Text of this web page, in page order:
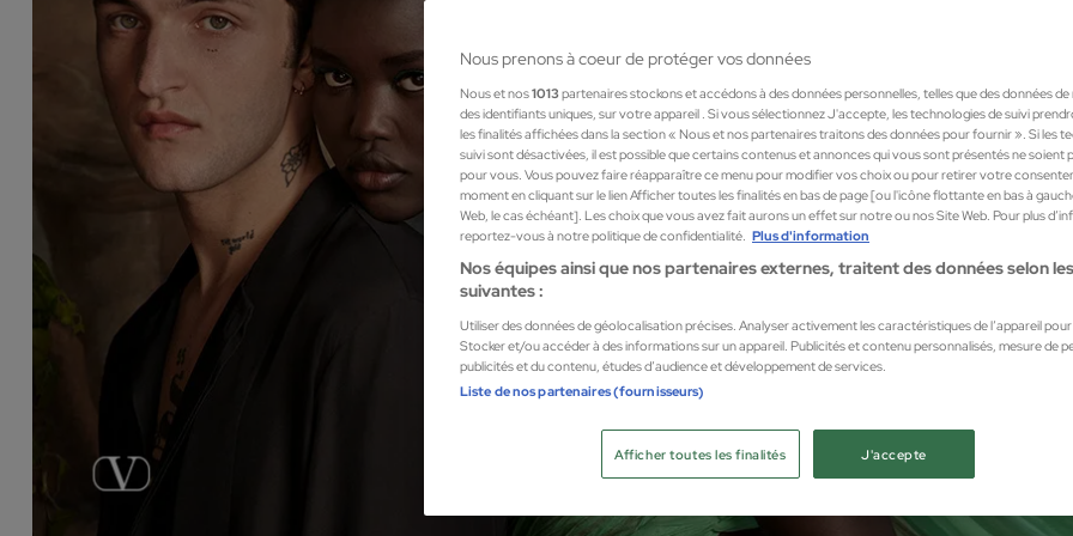
Nous prenons à coeur de protéger vos données
Nous et nos1013partenaires stockons et accédons à des données personnelles, telles que des données
des identifiants uniques, sur votre appareil . Si vous sélectionnez J'accepte, les technologies de suivi
les finalités affichées dans la section « Nous et nos partenaires traitons des données pour fournir ». Si les
suivi sont désactivées, il est possible que certains contenus et annonces qui vous sont présentés ne soient
pour vous. Vous pouvez faire réapparaître ce menu pour modifier vos choix ou pour retirer votre
moment en cliquant sur le lien Afficher toutes les finalités en bas de page [ou l'icône flottante en bas à
Web, le cas échéant]. Les choix que vous avez fait aurons un effet sur notre ou nos Site Web. Pour plus
reportez-vous à notre politique de confidentialité. Plus d'information
Nos équipes ainsi que nos partenaires externes, traitent des données selon
suivantes :
Utiliser des données de géolocalisation précises. Analyser activement les caractéristiques de l’appareil
Stocker et/ou accéder à des informations sur un appareil. Publicités et contenu personnalisés, mesure de
publicités et du contenu, études d’audience et développement de services.
Liste de nos partenaires (fournisseurs)
J'accepte
Afficher toutes les finalités